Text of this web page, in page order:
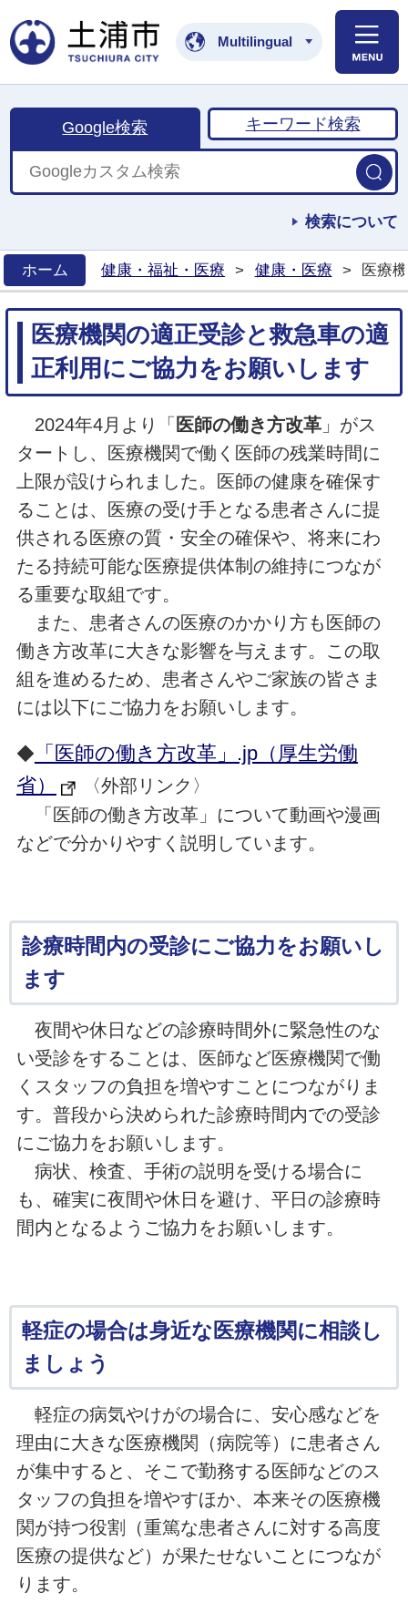
土浦市公式ホームペ
Multilingual
Google検索 キーワード検索
検索について
ホーム
健康・福祉・医療 > 健康・医療 > 医療
医療機関の適正受診と救急車の適
正利用にご協力をお願いします
2024年4月より「 医師の働き方改革」がス
タートし、医療機関で働く医師の残業時間に
上限が設けられました。医師の健康を確保す
ることは、医療の受け手となる患者さんに提
供される医療の質・安全の確保や、将来にわ
たる持続可能な医療提供体制の維持につなが
る重要な取組です。
また、患者さんの医療のかかり方も医師の
働き方改革に大きな影響を与えます。この取
組を進めるため、患者さんやご家族の皆さま
には以下にご協力をお願いします。
◆「医師の働き方改革」.jp（厚生労働
省）
〈外部リンク〉
「医師の働き方改革」について動画や漫画
などで分かりやすく説明しています。
診療時間内の受診にご協力をお願いし
ます
夜間や休日などの診療時間外に緊急性のな
い受診をすることは、医師など医療機関で働
くスタッフの負担を増やすことにつながりま
す。普段から決められた診療時間内での受診
にご協力をお願いします。
病状、検査、手術の説明を受ける場合に
も、確実に夜間や休日を避け、平日の診療時
間内となるようご協力をお願いします。
軽症の場合は身近な医療機関に相談し
ましょう
軽症の病気やけがの場合に、安心感などを
理由に大きな医療機関（病院等）に患者さん
が集中すると、そこで勤務する医師などのス
タッフの負担を増やすほか、本来その医療機
関が持つ役割（重篤な患者さんに対する高度
医療の提供など）が果たせないことにつなが
ります。